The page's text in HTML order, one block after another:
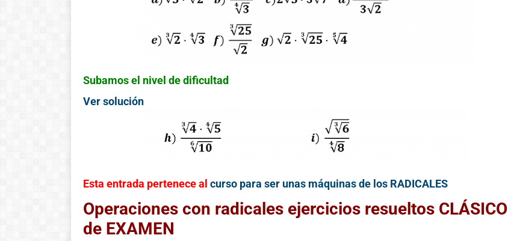
Subamos el nivel de dificultad
Ver solución
Esta entrada pertenece al curso para ser unas máquinas de los RADICALES
Operaciones con radicales ejercicios resueltos CLÁSICO
de EXAMEN